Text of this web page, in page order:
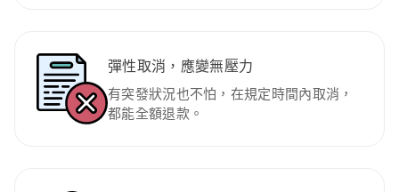
彈性取消，應變無壓力
有突發狀況也不怕，在規定時間內取消，
都能全額退款。